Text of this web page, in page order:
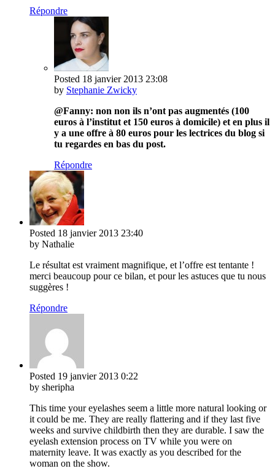
Répondre
Posted 18 janvier 2013 23:08
by Stephanie Zwicky
@Fanny: non non ils n’ont pas augmentés (100
euros à l’institut et 150 euros à domicile) et en plus il
y a une offre à 80 euros pour les lectrices du blog si
tu regardes en bas du post.
Répondre
Posted 18 janvier 2013 23:40
by Nathalie
Le résultat est vraiment magnifique, et l’offre est tentante !
merci beaucoup pour ce bilan, et pour les astuces que tu nous
suggères !
Répondre
Posted 19 janvier 2013 0:22
by sheripha
This time your eyelashes seem a little more natural looking or
it could be me. They are really flattering and if they last five
weeks and survive childbirth then they are durable. I saw the
eyelash extension process on TV while you were on
maternity leave. It was exactly as you described for the
woman on the show.